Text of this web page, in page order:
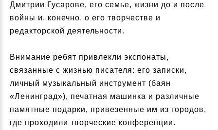
Дмитрии Гусарове, его семье, жизни до и после
войны и, конечно, о его творчестве и
редакторской деятельности.
Внимание ребят привлекли экспонаты,
связанные с жизнью писателя: его записки,
личный музыкальный инструмент (баян
«Ленинград»), печатная машинка и различные
памятные подарки, привезенные им из городов,
где проходили творческие конференции.